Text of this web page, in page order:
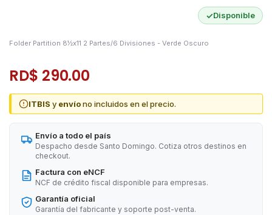
✓Disponible
Folder Partition 8½x11 2 Partes/6 Divisiones - Verde Oscuro
RD$ 290.00
ITBIS y envíono incluidos en el precio.
Envío a todo el país
Despacho desde Santo Domingo. Cotiza otros destinos en
checkout.
Factura con eNCF
NCF de crédito fiscal disponible para empresas.
Garantía oficial
Garantía del fabricante y soporte post-venta.